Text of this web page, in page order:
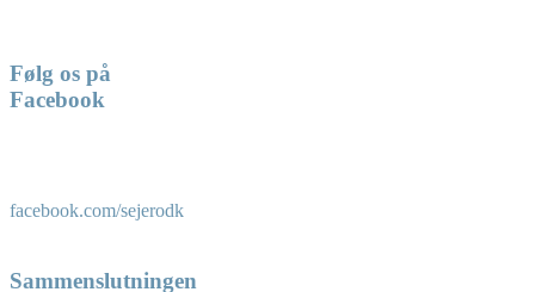
Følg os på
Facebook
facebook.com/sejerodk
Sammenslutningen